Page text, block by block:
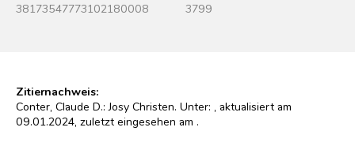
38173547773102180008
3799
Zitiernachweis:
Conter, Claude D.: Josy Christen. Unter: , aktualisiert am
09.01.2024, zuletzt eingesehen am .